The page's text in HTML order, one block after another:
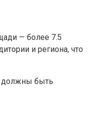
— более 7.5
и региона, что
должны быть